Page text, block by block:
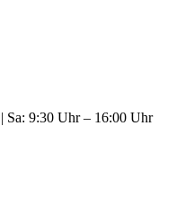
Sa: 9:30 Uhr – 16:00 Uhr